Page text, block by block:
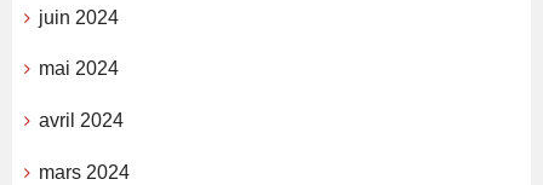
juin 2024
mai 2024
avril 2024
mars 2024